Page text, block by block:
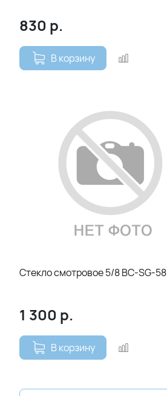
830 р.
В корзину
Стекло смотровое 5/8 ВС-SG-58
1 300 р.
В корзину